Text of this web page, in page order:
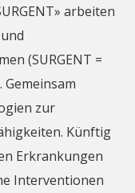
arbeiten
(SURGENT =
zur
Künftig
Erkrankungen
Interventionen